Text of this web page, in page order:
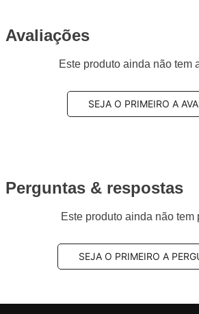
Avaliações
Este produto ainda não tem
SEJA O PRIMEIRO A
Perguntas & respostas
Este produto ainda não tem
SEJA O PRIMEIRO A